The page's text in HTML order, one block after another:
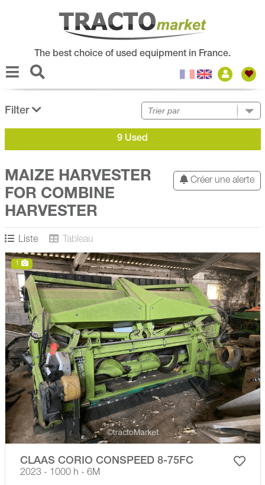
The best choice of used equipment in France.
Filter
9 Used
Créer une alerte
MAIZE HARVESTER
FOR COMBINE
HARVESTER
Liste Tableau
1
CLAAS CORIO CONSPEED 8-75FC
2023 - 1000 h - 6M